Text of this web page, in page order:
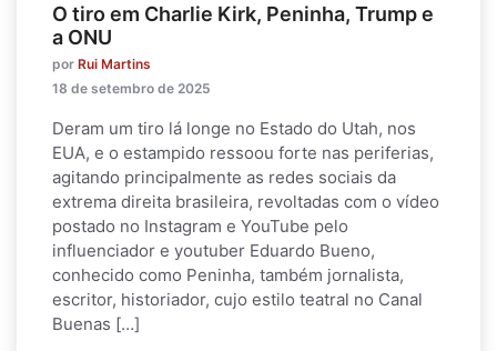
O tiro em Charlie Kirk, Peninha, Trump e
a ONU
por Rui Martins
18 de setembro de 2025
Deram um tiro lá longe no Estado do Utah, nos
EUA, e o estampido ressoou forte nas periferias,
agitando principalmente as redes sociais da
extrema direita brasileira, revoltadas com o vídeo
postado no Instagram e YouTube pelo
influenciador e youtuber Eduardo Bueno,
conhecido como Peninha, também jornalista,
escritor, historiador, cujo estilo teatral no Canal
Buenas […]